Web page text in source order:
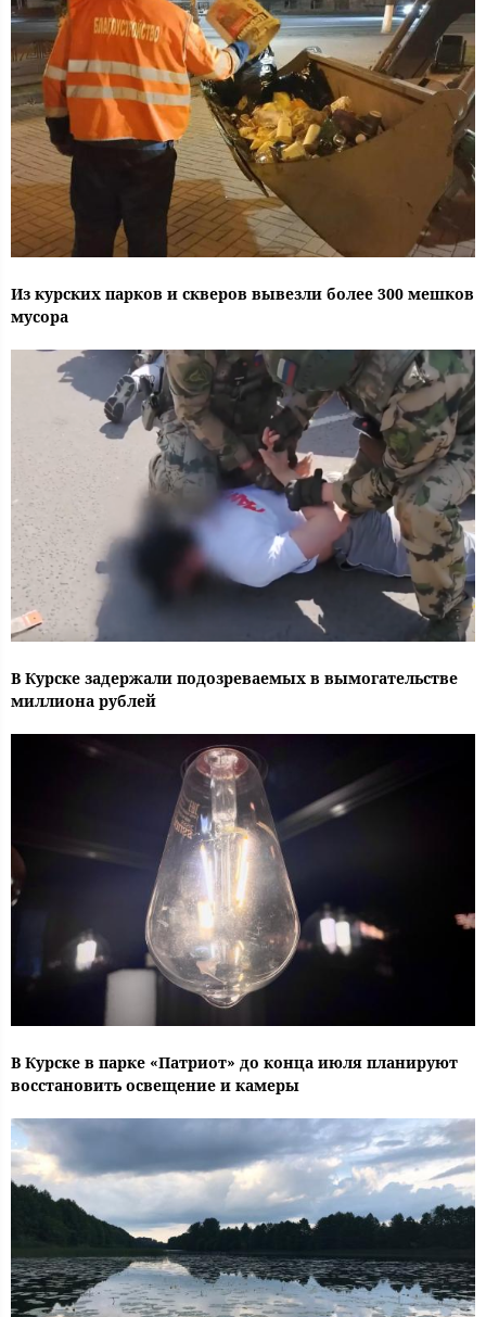
Из курских парков и скверов вывезли более 300 мешков
мусора
В Курске задержали подозреваемых в вымогательстве
миллиона рублей
В Курске в парке «Патриот» до конца июля планируют
восстановить освещение и камеры